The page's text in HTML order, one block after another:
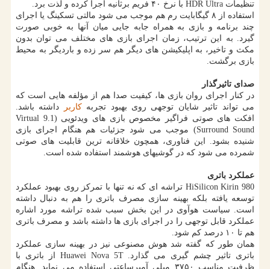
تنظیمات HDR Ultra با نرخ ۴۰ فریم برثانیه اجرا كرده و لذت برد.
استفاده از ۸ گیگابایت رم هم موجب می شود مالتی تسكینگ یا اجرای
چند برنامه و بازی به همراه جابه جایی میان آنها به خوبی صورت
گیرد. به این ترتیب، زمان اجرای بازی های مختلف می توان بدون
مكث و تاخیر، به اپلیكیشن های دیگر هم سر زده و باردیگر به محیط
بازی برگشت.
صدای تاثیرگذار
در كنار اجرای روان بازی ها، كیفیت صدا هم از مؤلفه هایی است كه
می تواند تاثیر شایان توجهی روی بهبود تجربهكاربر
داشته باشد.
افكت های صوتی فراگیر مخصوص بازی های ویدئویی (Virtual 9.1
Surround Sound) موجب می شود جزئیات هم هنگام اجرای بازی
شنیده بشود. این فناوری، همچون خلاقانه ترین قابلیت های صوتی
شمرده می شود كه در گوشیهای هوشمند استفاده شده است.
عملكرد باتری
HiSilicon Kirin 980 تراشه ای كه نه تنها با تمركز روی بهبود عملكرد
توسعه یافته بلكه بهینه سازی مصرف باتری را هم به دنبال داشته
است. سیاست هوآوی در این بخش سبب شده تراشه مورد اشاره
عملكرد قابل توجهی را در اجرای بازی ها داشته باشد و مصرف باتری
هم تا ۱۰ درصد كم شود.
همان طور كه گفته شد هوش مصنوعی نیز در بهینه سازی عملكرد
باتری تاثیر چشم گیری می گذارد. Huawei Nova 5T از باتری با
ظرفیت مناسب ۳۷۵۰ میلی آمپرساعتی استفاده می نماید. هنگام